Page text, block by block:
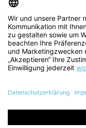
Service & Beratung
Informationen